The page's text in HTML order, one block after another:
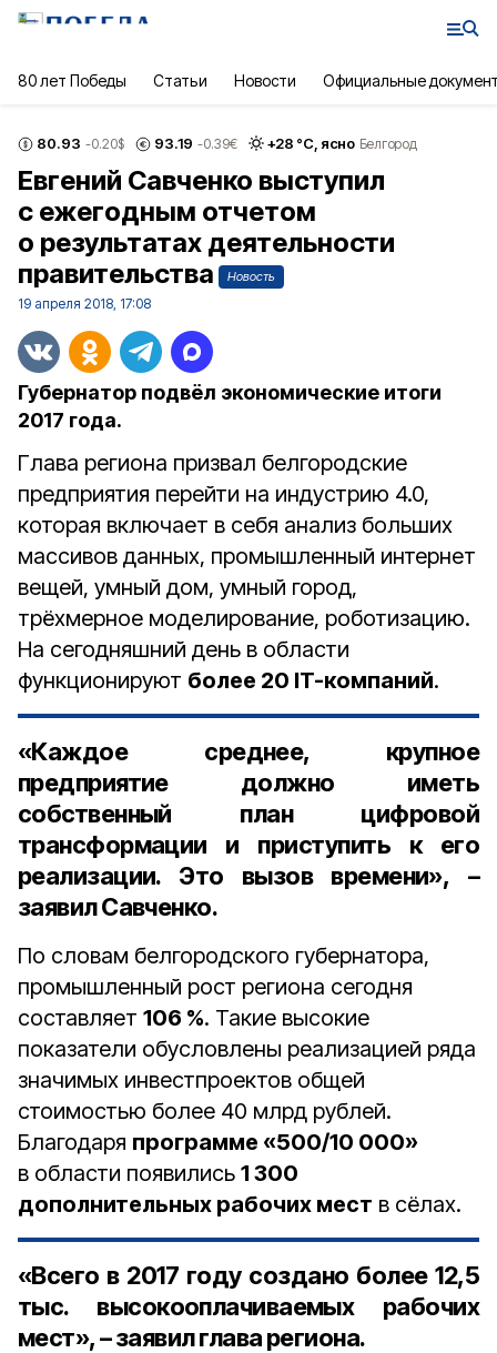
80 лет Победы Статьи Новости Официальные
80.93 -0.20$ 93.19 -0.39€ +28 °С, ясно Белгород
Евгений Савченко выступил
с ежегодным отчетом
о результатах деятельности
правительства
Новость
19 апреля 2018, 17:08
Губернатор подвёл экономические итоги
2017 года.
Глава региона призвал белгородские
предприятия перейти на индустрию 4.0,
которая включает в себя анализ больших
массивов данных, промышленный интернет
вещей, умный дом, умный город,
трёхмерное моделирование, роботизацию.
На сегодняшний день в области
функционируют более 20 IT-компаний.
«Каждое среднее, крупное
предприятие должно иметь
собственный план цифровой
трансформации и приступить к его
реализации. Это вызов времени», –
заявил Савченко.
По словам белгородского губернатора,
промышленный рост региона сегодня
составляет 106 %. Такие высокие
показатели обусловлены реализацией ряда
значимых инвестпроектов общей
стоимостью более 40 млрд рублей.
Благодаря программе «500/10 000»
в области появились 1 300
дополнительных рабочих мест в сёлах.
«Всего в 2017 году создано более 12,5
тыс. высокооплачиваемых рабочих
мест», – заявил глава региона.